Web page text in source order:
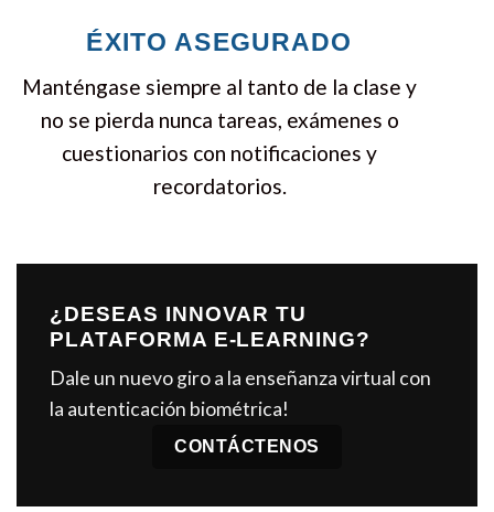
ÉXITO ASEGURADO
Manténgase siempre al tanto de la clase y
no se pierda nunca tareas, exámenes o
cuestionarios con notificaciones y
recordatorios.
¿DESEAS INNOVAR TU
PLATAFORMA E-LEARNING?
Dale un nuevo giro a la enseñanza virtual con
la autenticación biométrica!
CONTÁCTENOS